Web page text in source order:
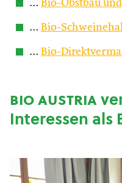
… Bio-Obstbau
… Bio-
… Bio-
bio austria
Interessen als